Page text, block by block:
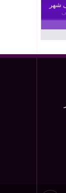
شهر